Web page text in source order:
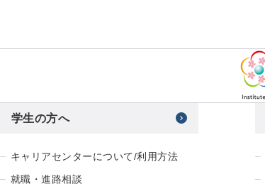
学生の方へ
キャリアセンターについて/利用方法
就職・進路相談